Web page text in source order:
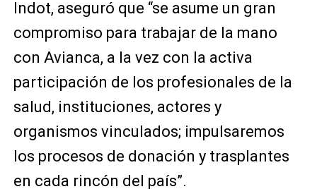
Indot, aseguró que “se asume un gran
compromiso para trabajar de la mano
con Avianca, a la vez con la activa
participación de los profesionales de la
salud, instituciones, actores y
organismos vinculados; impulsaremos
los procesos de donación y trasplantes
en cada rincón del país”.